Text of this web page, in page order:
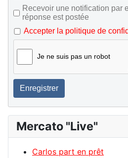
Recevoir une notification par
réponse est postée
Accepter la politique de
Je ne suis pas un robot
Enregistrer
Mercato "Live"
Carlos part en prêt